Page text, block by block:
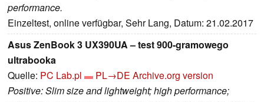
performance.
Einzeltest, online verfügbar, Sehr Lang, Datum: 21.02.2017
Asus ZenBook 3 UX390UA – test 900-gramowego
ultrabooka
Quelle: PC Lab.pl PL→DE Archive.org version
Positive: Slim size and lightweight; high performance;